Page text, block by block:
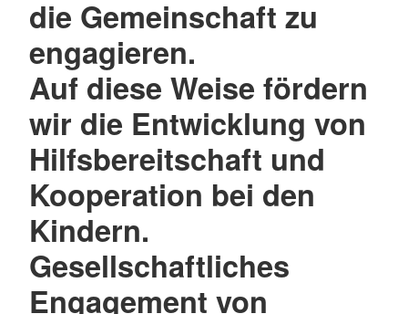
die Gemeinschaft zu
engagieren.
Auf diese Weise fördern
wir die Entwicklung von
Hilfsbereitschaft und
Kooperation bei den
Kindern.
Gesellschaftliches
Engagement von